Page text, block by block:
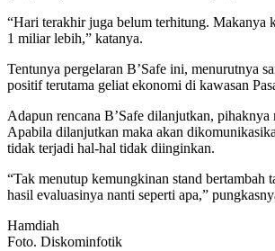
“Hari terakhir juga belum terhitung. Makanya
1 miliar lebih,” katanya.
Tentunya pergelaran B’Safe ini, menurutnya
positif terutama geliat ekonomi di kawasan
Adapun rencana B’Safe dilanjutkan, pihaknya
Apabila dilanjutkan maka akan
tidak terjadi hal-hal tidak diinginkan.
“Tak menutup kemungkinan stand bertambah
hasil evaluasinya nanti seperti apa,”
Hamdiah
Foto. Diskominfotik